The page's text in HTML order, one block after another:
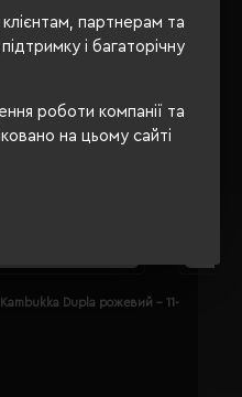
партнерам та
і багаторічну
роботи компанії та
на цьому сайті
Dupla рожевий - 11-